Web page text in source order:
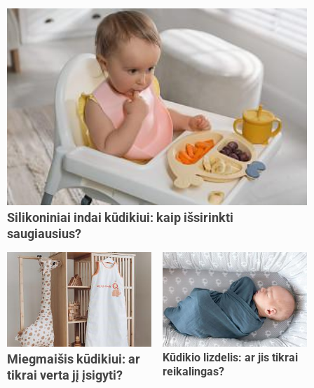
Silikoniniai indai kūdikiui: kaip išsirinkti
saugiausius?
Miegmaišis kūdikiui: ar
tikrai verta jį įsigyti?
Kūdikio lizdelis: ar jis tikrai
reikalingas?